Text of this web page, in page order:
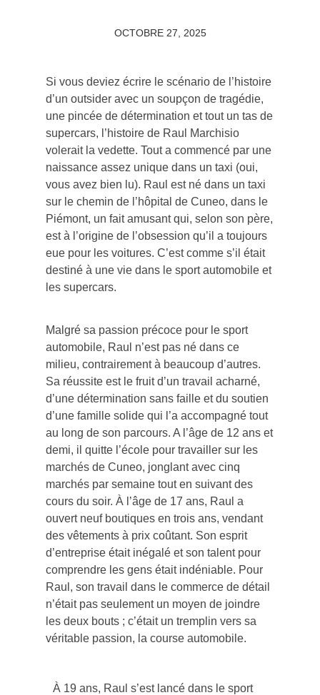
OCTOBRE 27, 2025
Si vous deviez écrire le scénario de l’histoire
d’un outsider avec un soupçon de tragédie,
une pincée de détermination et tout un tas de
supercars, l’histoire de Raul Marchisio
volerait la vedette. Tout a commencé par une
naissance assez unique dans un taxi (oui,
vous avez bien lu). Raul est né dans un taxi
sur le chemin de l’hôpital de Cuneo, dans le
Piémont, un fait amusant qui, selon son père,
est à l’origine de l’obsession qu’il a toujours
eue pour les voitures. C’est comme s’il était
destiné à une vie dans le sport automobile et
les supercars.
Malgré sa passion précoce pour le sport
automobile, Raul n’est pas né dans ce
milieu, contrairement à beaucoup d’autres.
Sa réussite est le fruit d’un travail acharné,
d’une détermination sans faille et du soutien
d’une famille solide qui l’a accompagné tout
au long de son parcours. A l’âge de 12 ans et
demi, il quitte l’école pour travailler sur les
marchés de Cuneo, jonglant avec cinq
marchés par semaine tout en suivant des
cours du soir. À l’âge de 17 ans, Raul a
ouvert neuf boutiques en trois ans, vendant
des vêtements à prix coûtant. Son esprit
d’entreprise était inégalé et son talent pour
comprendre les gens était indéniable. Pour
Raul, son travail dans le commerce de détail
n’était pas seulement un moyen de joindre
les deux bouts ; c’était un tremplin vers sa
véritable passion, la course automobile.
À 19 ans, Raul s’est lancé dans le sport